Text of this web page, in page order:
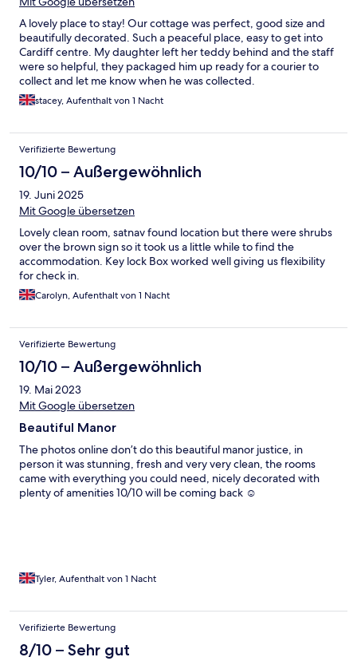
A lovely place to stay! Our cottage was perfect, good size and
beautifully decorated. Such a peaceful place, easy to get into
Cardiff centre. My daughter left her teddy behind and the staff
were so helpful, they packaged him up ready for a courier to
collect and let me know when he was collected.
stacey, Aufenthalt von 1 Nacht
Verifizierte Bewertung
10/10 – Außergewöhnlich
19. Juni 2025
Mit Google übersetzen
Lovely clean room, satnav found location but there were shrubs
over the brown sign so it took us a little while to find the
accommodation. Key lock Box worked well giving us flexibility
for check in.
Carolyn, Aufenthalt von 1 Nacht
Verifizierte Bewertung
10/10 – Außergewöhnlich
19. Mai 2023
Mit Google übersetzen
Beautiful Manor
The photos online don’t do this beautiful manor justice, in
person it was stunning, fresh and very very clean, the rooms
came with everything you could need, nicely decorated with
plenty of amenities 10/10 will be coming back ☺️
Tyler, Aufenthalt von 1 Nacht
Verifizierte Bewertung
8/10 – Sehr gut